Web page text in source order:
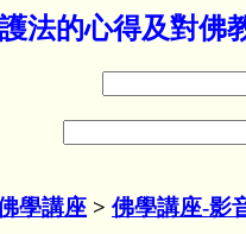
法的心得及對佛
學講座 > 佛學講座-影